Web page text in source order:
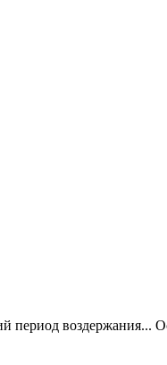
воздержания...